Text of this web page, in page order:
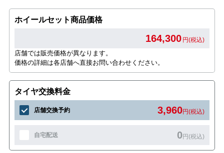
ホイールセット商品価格
164,300 円(税込)
店舗では販売価格が異なります。
価格の詳細は各店舗へ直接お問い合わせください。
タイヤ交換料金
店舗交換予約 3,960円(税込)
自宅配送 0円(税込)